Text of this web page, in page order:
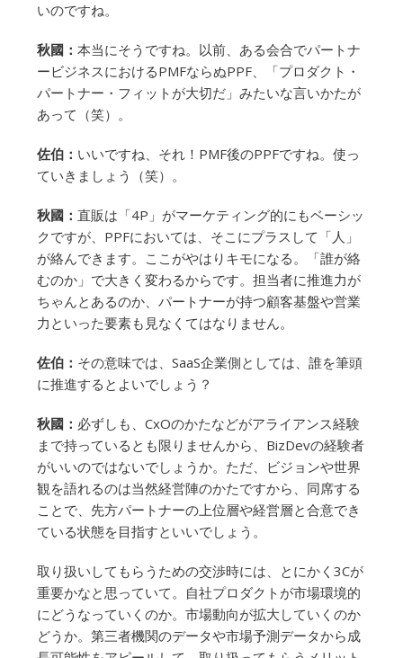
いのですね。
秋國： 本当にそうですね。以前、ある会合でパートナ
ービジネスにおけるPMFならぬPPF、「プロダクト・
パートナー・フィットが大切だ」みたいな言いかたが
あって（笑）。
佐伯： いいですね、それ！PMF後のPPFですね。使っ
ていきましょう（笑）。
秋國： 直販は「4P」がマーケティング的にもベーシッ
クですが、PPFにおいては、そこにプラスして「人」
が絡んできます。ここがやはりキモになる。「誰が絡
むのか」で大きく変わるからです。担当者に推進力が
ちゃんとあるのか、パートナーが持つ顧客基盤や営業
力といった要素も見なくてはなりません。
佐伯： その意味では、SaaS企業側としては、誰を筆頭
に推進するとよいでしょう？
秋國： 必ずしも、CxOのかたなどがアライアンス経験
まで持っているとも限りませんから、BizDevの経験者
がいいのではないでしょうか。ただ、ビジョンや世界
観を語れるのは当然経営陣のかたですから、同席する
ことで、先方パートナーの上位層や経営層と合意でき
ている状態を目指すといいでしょう。
取り扱いしてもらうための交渉時には、とにかく3Cが
重要かなと思っていて。自社プロダクトが市場環境的
にどうなっていくのか。市場動向が拡大していくのか
どうか。第三者機関のデータや市場予測データから成